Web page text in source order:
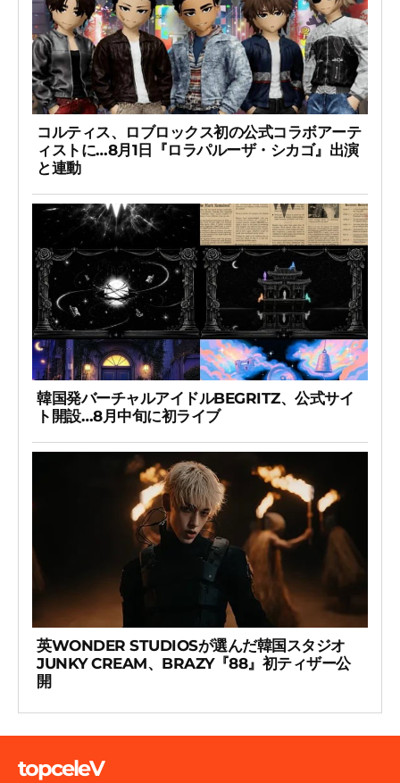
コルティス、ロブロックス初の公式コラボアーテ
ィストに…8月1日『ロラパルーザ・シカゴ』出演
と連動
韓国発バーチャルアイドルBEGRITZ、公式サイ
ト開設…8月中旬に初ライブ
英WONDER STUDIOSが選んだ韓国スタジオ
JUNKY CREAM、BRAZY『88』初ティザー公
開
topceleV